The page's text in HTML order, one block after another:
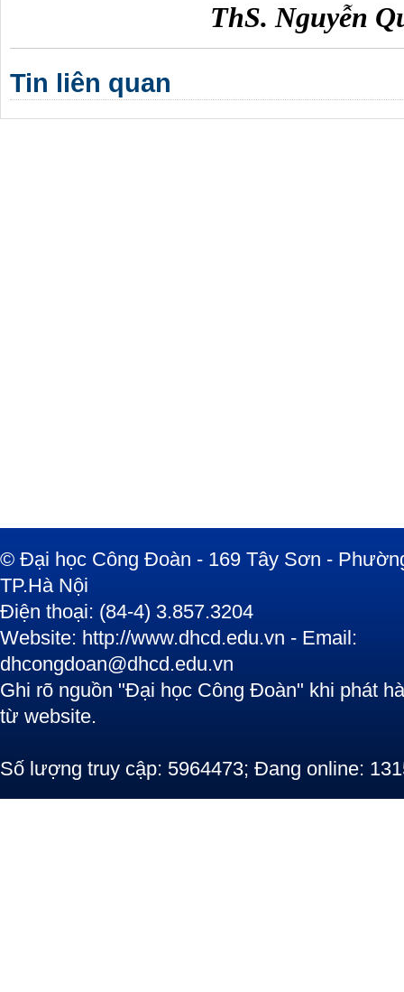
ThS. Nguyễn
Tin liên quan
© Đại học Công Đoàn - 169 Tây Sơn -
TP.Hà Nội
Điện thoại: (84-4) 3.857.3204
Website: http://www.dhcd.edu.vn - Email:
dhcongdoan@dhcd.edu.vn
Ghi rõ nguồn "Đại học Công Đoàn" khi phát
từ website.
Số lượng truy cập: 5964473; Đang online: